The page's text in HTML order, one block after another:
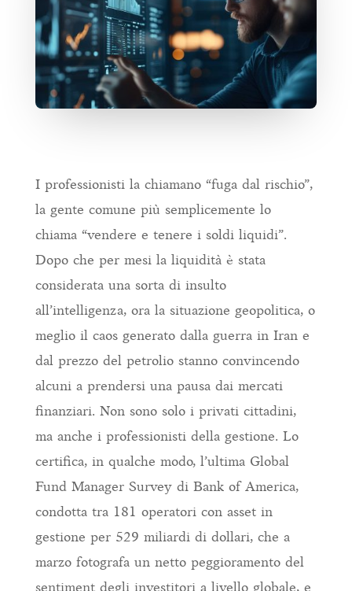
I professionisti la chiamano “fuga dal rischio”,
la gente comune più semplicemente lo
chiama “vendere e tenere i soldi liquidi”.
Dopo che per mesi la liquidità è stata
considerata una sorta di insulto
all’intelligenza, ora la situazione geopolitica, o
meglio il caos generato dalla guerra in Iran e
dal prezzo del petrolio stanno convincendo
alcuni a prendersi una pausa dai mercati
finanziari. Non sono solo i privati cittadini,
ma anche i professionisti della gestione. Lo
certifica, in qualche modo, l’ultima Global
Fund Manager Survey di Bank of America,
condotta tra 181 operatori con asset in
gestione per 529 miliardi di dollari, che a
marzo fotografa un netto peggioramento del
sentiment degli investitori a livello globale, e